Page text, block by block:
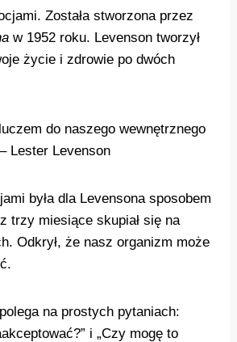
Została stworzona przez
w 1952 roku. Levenson tworzył
życie i zdrowie po dwóch
do naszego wewnętrznego
Lester Levenson
była dla Levensona sposobem
trzy miesiące skupiał się na
Odkrył, że nasz organizm może
na prostych pytaniach:
i „Czy mogę to